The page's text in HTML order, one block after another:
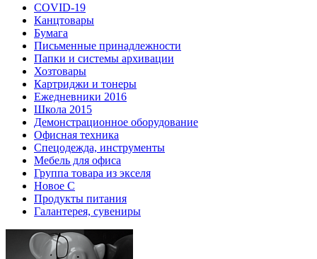
COVID-19
Канцтовары
Бумага
Письменные принадлежности
Папки и системы архивации
Хозтовары
Картриджи и тонеры
Ежедневники 2016
Школа 2015
Демонстрационное оборудование
Офисная техника
Спецодежда, инструменты
Мебель для офиса
Группа товара из экселя
Новое С
Продукты питания
Галантерея, сувениры